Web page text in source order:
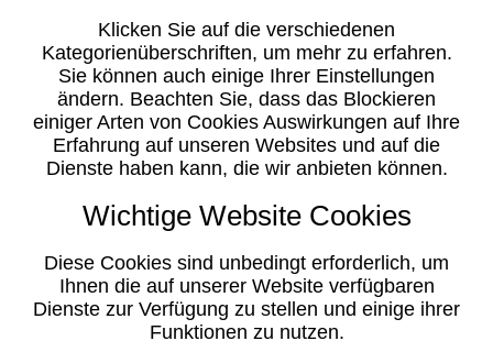
Klicken Sie auf die verschiedenen
Kategorienüberschriften, um mehr zu erfahren.
Sie können auch einige Ihrer Einstellungen
ändern. Beachten Sie, dass das Blockieren
einiger Arten von Cookies Auswirkungen auf Ihre
Erfahrung auf unseren Websites und auf die
Dienste haben kann, die wir anbieten können.
Wichtige Website Cookies
Diese Cookies sind unbedingt erforderlich, um
Ihnen die auf unserer Website verfügbaren
Dienste zur Verfügung zu stellen und einige ihrer
Funktionen zu nutzen.